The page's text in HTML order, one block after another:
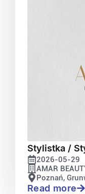
Stylistka /
2026-05-29
AMAR
Poznań,
Read more